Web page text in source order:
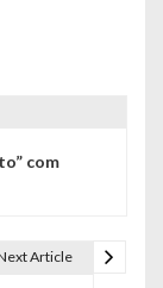
com
Article